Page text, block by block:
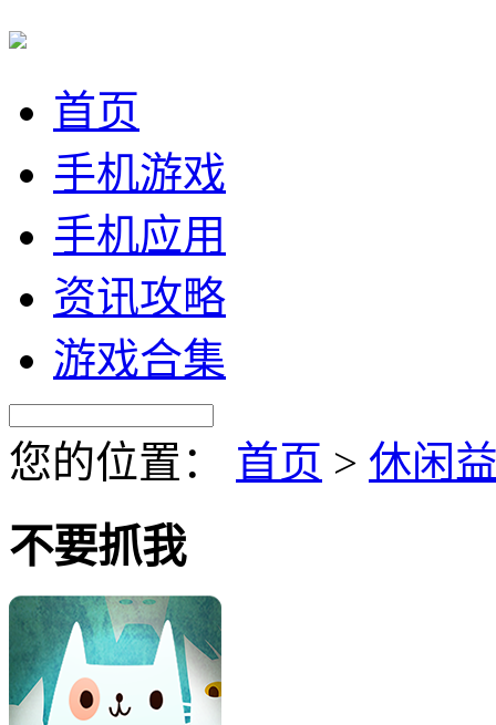
首页
手机游戏
手机应用
资讯攻略
游戏合集
您的位置： 首页 > 休闲
不要抓我